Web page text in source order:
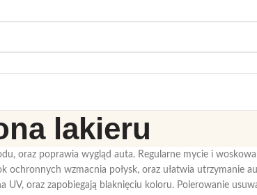
lakieru
oraz poprawia wygląd auta. Regularne mycie i
ochronnych wzmacnia połysk, oraz ułatwia utrzymanie
UV, oraz zapobiegają blaknięciu koloru. Polerowanie